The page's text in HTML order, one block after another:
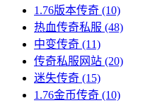
1.76版本传奇 (10)
热血传奇私服 (48)
中变传奇 (11)
传奇私服网站 (20)
迷失传奇 (15)
1.76金币传奇 (10)